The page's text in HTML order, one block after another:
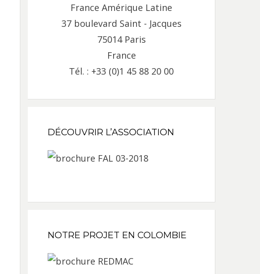
France Amérique Latine
37 boulevard Saint - Jacques
75014 Paris
France
Tél. : +33 (0)1 45 88 20 00
DÉCOUVRIR L’ASSOCIATION
NOTRE PROJET EN COLOMBIE